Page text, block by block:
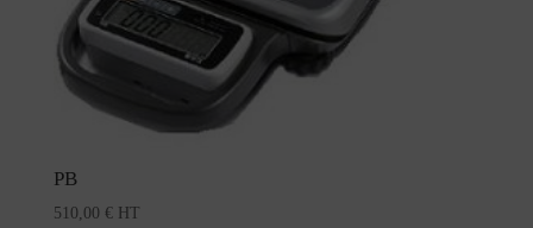
PB
510,00 € HT